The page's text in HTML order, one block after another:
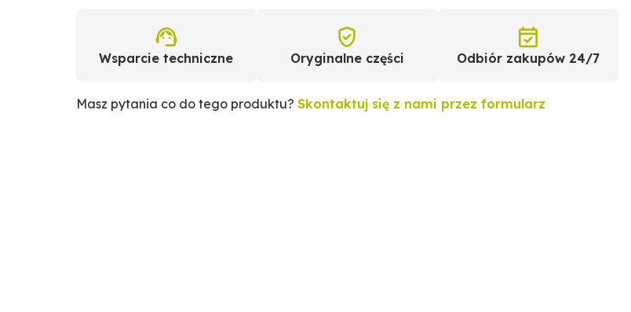
Wsparcie techniczne Oryginalne części Odbiór zakupów 24/7
Masz pytania co do tego produktu? Skontaktuj się z nami przez formularz